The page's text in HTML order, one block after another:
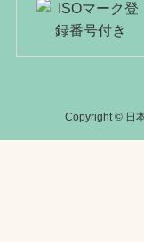
Copyright © 日